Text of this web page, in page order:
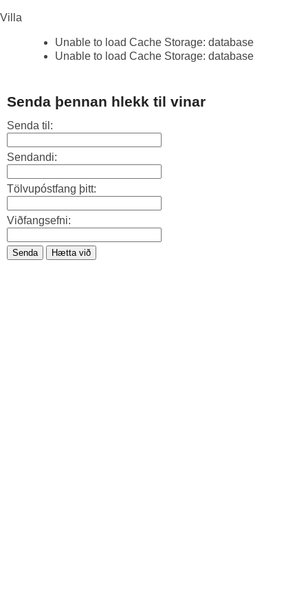
Villa
Unable to load Cache Storage: database
Unable to load Cache Storage: database
Senda þennan hlekk til vinar
Senda til:
Sendandi:
Tölvupóstfang þitt:
Viðfangsefni:
Senda Hætta við